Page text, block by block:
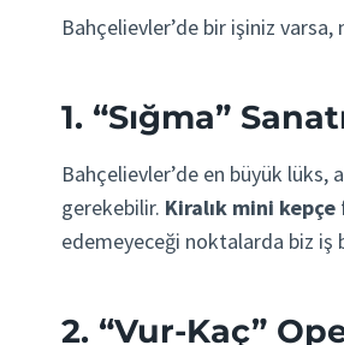
Bahçelievler’de bir işiniz
1. “Sığma”
Bahçelievler’de en büyük
gerekebilir. Kiralık mini kepçe
edemeyeceği noktalarda biz iş
2. “Vur-Kaç”